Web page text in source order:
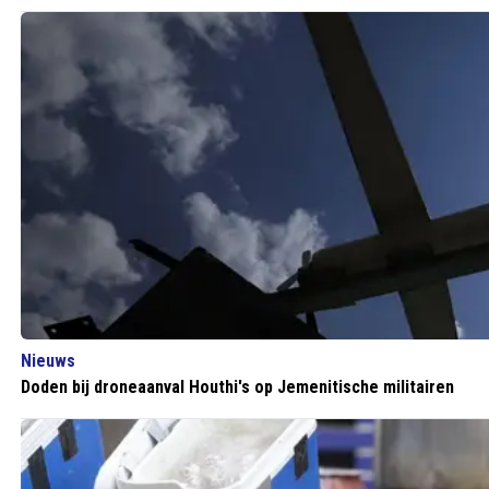
Nieuws
Doden bij droneaanval Houthi's op Jemenitische militairen